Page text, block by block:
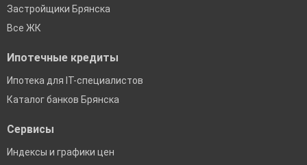
Застройщики Брянска
Все ЖК
Ипотечные кредиты
Ипотека для IT-специалистов
Каталог банков Брянска
Сервисы
Индексы и графики цен